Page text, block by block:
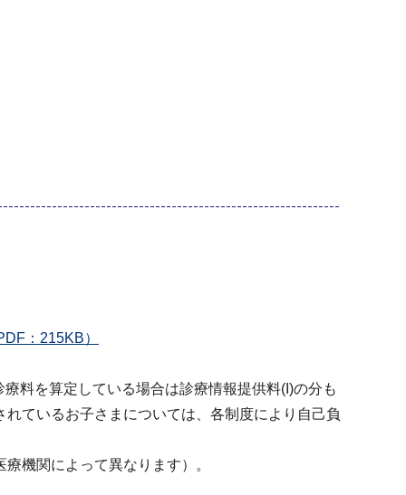
：215KB）
料を算定している場合は診療情報提供料(I)の分も
ているお子さまについては、各制度により自己負
機関によって異なります）。